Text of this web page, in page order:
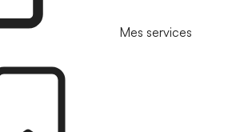
Mes services